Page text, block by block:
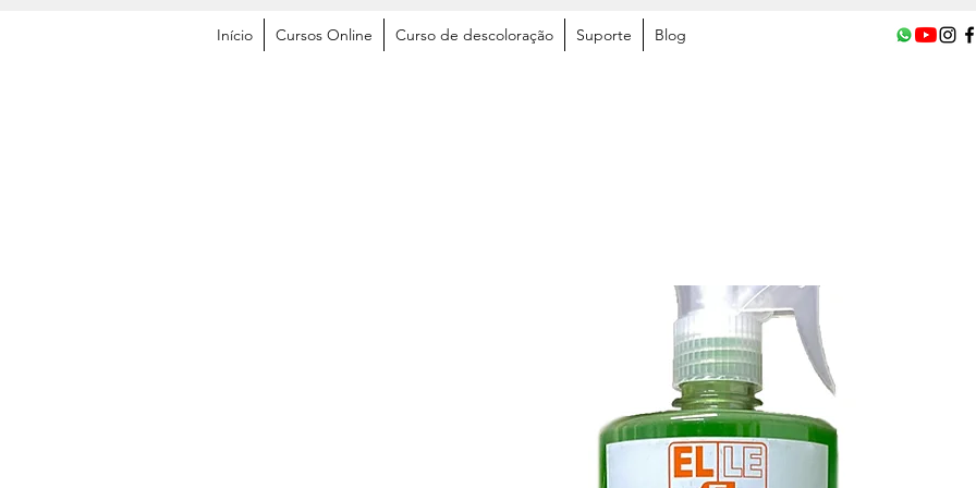
Início Cursos Online Curso de descoloração Suporte Blog